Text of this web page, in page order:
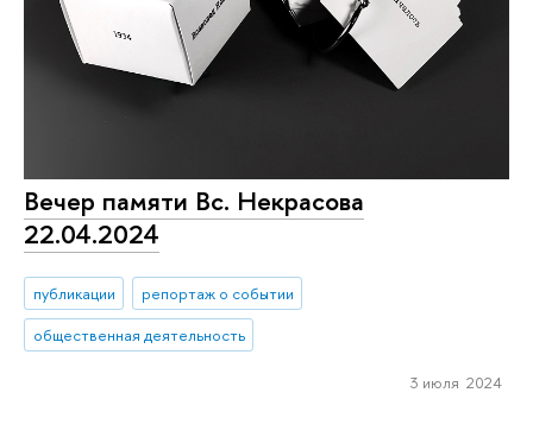
Вечер памяти Вс. Некрасова
22.04.2024
публикации
репортаж о событии
общественная деятельность
3 июля 2024